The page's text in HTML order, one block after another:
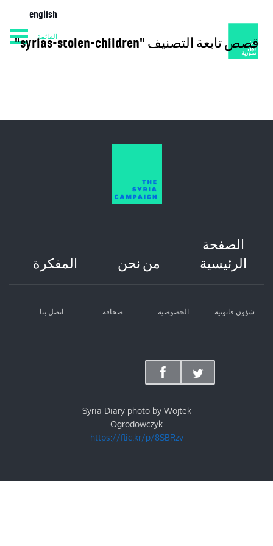
الصفحة الرئيسية المفكرة من نحن
english
القائمة قصص تابعة التصنيف "syrias-stolen-children"
الصفحة
الرئيسية
من نحن المفكرة
شؤون قانونية الخصوصية صحافة اتصل بنا
Syria Diary photo by Wojtek
Ogrodowczyk
https://flic.kr/p/8SBRzv